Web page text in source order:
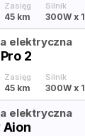
Zasięg
45 km
Silnik
300W x 1
elektryczna
2
Zasięg
45 km
Silnik
300W x 1
elektryczna
Aion